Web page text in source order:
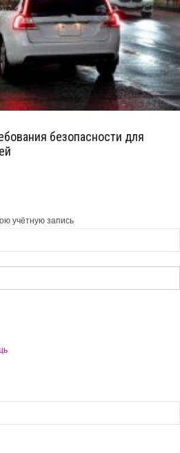
безопасности для
учётную запись